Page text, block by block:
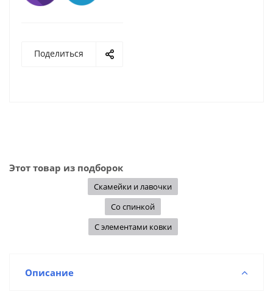
Поделиться
Этот товар из подборок
Скамейки и лавочки
Со спинкой
С элементами ковки
Описание